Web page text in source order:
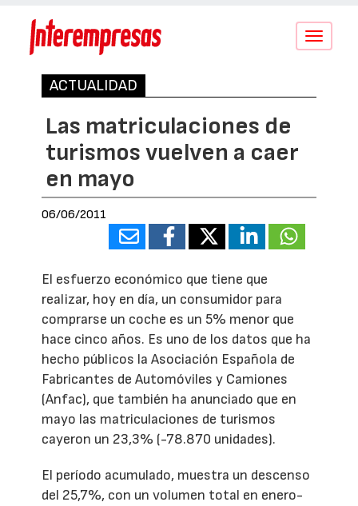
Conmutar
ACTUALIDAD
Las matriculaciones de
turismos vuelven a caer
en mayo
06/06/2011
El esfuerzo económico que tiene que
realizar, hoy en día, un consumidor para
comprarse un coche es un 5% menor que
hace cinco años. Es uno de los datos que ha
hecho públicos la Asociación Española de
Fabricantes de Automóviles y Camiones
(Anfac), que también ha anunciado que en
mayo las matriculaciones de turismos
cayeron un 23,3% (-78.870 unidades).
El período acumulado, muestra un descenso
del 25,7%, con un volumen total en enero-